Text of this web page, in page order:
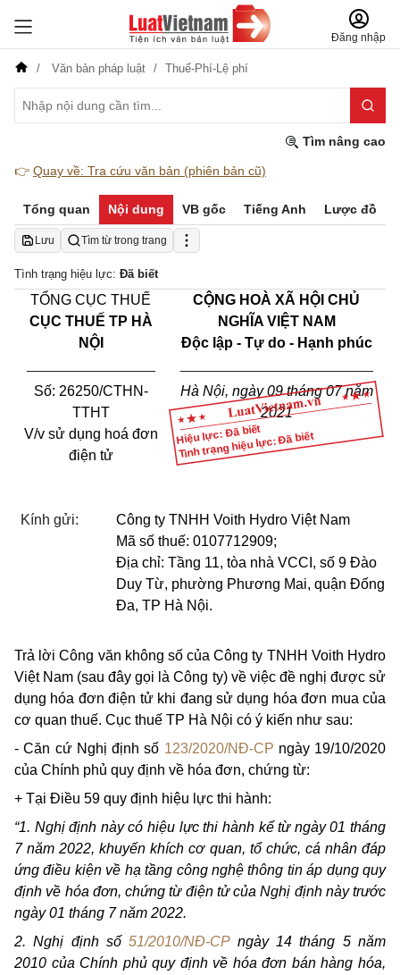
Đăng nhập
Văn bản pháp luật Thuế-Phí-Lệ phí
Tìm nâng cao
👉 Quay về: Tra cứu văn bản (phiên bản cũ)
Tổng quan Nội dung VB gốc Tiếng Anh Lược đồ
Lưu Tìm từ trong trang
Tình trạng hiệu lực: Đã biết
Hiệu lực: Đã biết
Tình trạng hiệu lực: Đã biết
TỔNG CỤC THUẾ
CỤC THUẾ TP HÀ
NỘI
CỘNG HOÀ XÃ HỘI CHỦ
NGHĨA VIỆT NAM
Độc lập - Tự do - Hạnh phúc
Số: 26250/CTHN-
TTHT
V/v sử dụng hoá đơn
điện tử
Hà Nội, ngày 09 tháng 07 năm
2021
Kính gửi:
Công ty TNHH Voith Hydro Việt Nam
Mã số thuế: 0107712909;
Địa chỉ: Tầng 11, tòa nhà VCCI, số 9 Đào
Duy Từ, phường Phương Mai, quận Đống
Đa, TP Hà Nội.
Trả lời Công văn không số của Công ty TNHH Voith Hydro
Việt Nam (sau đây gọi là Công ty) về việc đề nghị được sử
dụng hóa đơn điện tử khi đang sử dụng hóa đơn mua của
cơ quan thuế. Cục thuế TP Hà Nội có ý kiến như sau:
- Căn cứ Nghị định số 123/2020/NĐ-CP ngày 19/10/2020
của Chính phủ quy định về hóa đơn, chứng từ:
+ Tại Điều 59 quy định hiệu lực thi hành:
“1. Nghị định này có hiệu lực thi hành kể từ ngày 01 tháng
7 năm 2022, khuyến khích cơ quan, tổ chức, cá nhân đáp
ứng điều kiện về hạ tầng công nghệ thông tin áp dụng quy
định về hóa đơn, chứng từ điện tử của Nghị định này trước
ngày 01 tháng 7 năm 2022.
2. Nghị định số51/2010/NĐ-CPngày 14 tháng 5 năm
2010 của Chính phủ quy định về hóa đơn bán hàng hóa,